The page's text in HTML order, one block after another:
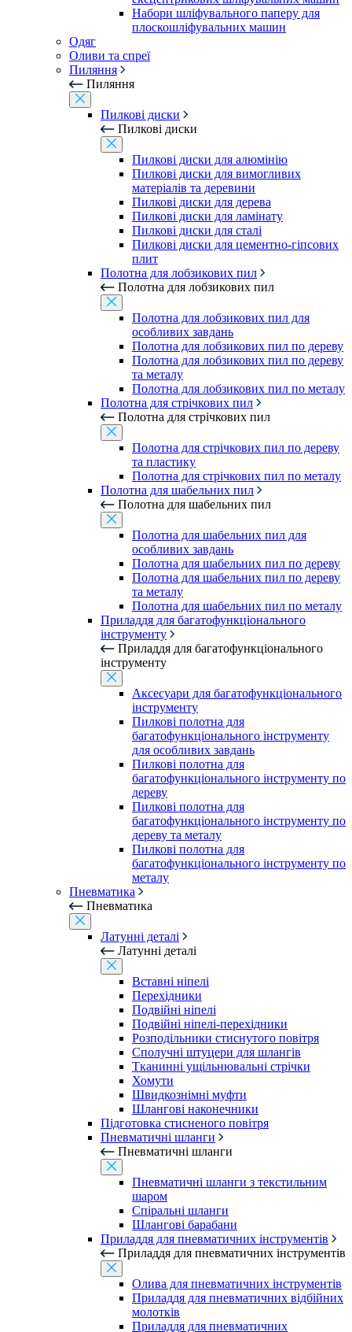
Набори шліфувального паперу для
плоскошліфувальних машин
Одяг
Оливи та спреї
Пиляння
Пиляння
Пилкові диски
Пилкові диски
Пилкові диски для алюмінію
Пилкові диски для вимогливих
матеріалів та деревини
Пилкові диски для дерева
Пилкові диски для ламінату
Пилкові диски для сталі
Пилкові диски для цементно-гіпсових
плит
Полотна для лобзикових пил
Полотна для лобзикових пил
Полотна для лобзикових пил для
особливих завдань
Полотна для лобзикових пил по дереву
Полотна для лобзикових пил по дереву
та металу
Полотна для лобзикових пил по металу
Полотна для стрічкових пил
Полотна для стрічкових пил
Полотна для стрічкових пил по дереву
та пластику
Полотна для стрічкових пил по металу
Полотна для шабельних пил
Полотна для шабельних пил
Полотна для шабельних пил для
особливих завдань
Полотна для шабельних пил по дереву
Полотна для шабельних пил по дереву
та металу
Полотна для шабельних пил по металу
Приладдя для багатофункціонального
інструменту
Приладдя для багатофункціонального
інструменту
Аксесуари для багатофункціонального
інструменту
Пилкові полотна для
багатофункціонального інструменту
для особливих завдань
Пилкові полотна для
багатофункціонального інструменту по
дереву
Пилкові полотна для
багатофункціонального інструменту по
дереву та металу
Пилкові полотна для
багатофункціонального інструменту по
металу
Пневматика
Пневматика
Латунні деталі
Латунні деталі
Вставні ніпелі
Перехідники
Подвійні ніпелі
Подвійні ніпелі-перехідники
Розподільники стиснутого повітря
Сполучні штуцери для шлангів
Тканинні ущільнювальні стрічки
Хомути
Швидкознімні муфти
Шлангові наконечники
Підготовка стисненого повітря
Пневматичні шланги
Пневматичні шланги
Пневматичні шланги з текстильним
шаром
Спіральні шланги
Шлангові барабани
Приладдя для пневматичних інструментів
Приладдя для пневматичних інструментів
Олива для пневматичних інструментів
Приладдя для пневматичних відбійних
молотків
Приладдя для пневматичних